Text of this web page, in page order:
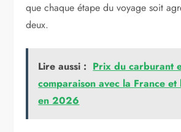
que chaque étape du voyage soit
deux.
Lire aussi : Prix du carburant
comparaison avec la France
en 2026